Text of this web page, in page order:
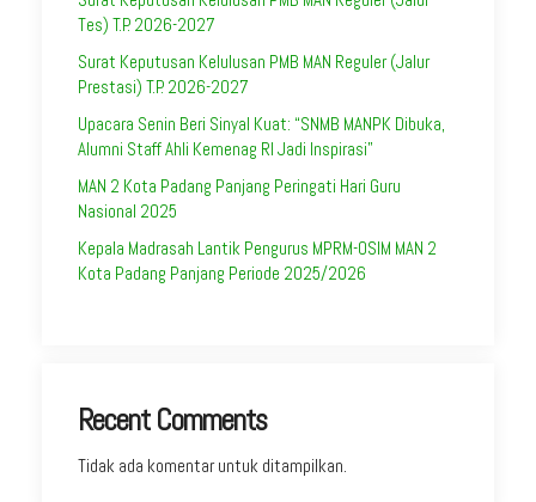
Tes) T.P. 2026-2027
Surat Keputusan Kelulusan PMB MAN Reguler (Jalur
Prestasi) T.P. 2026-2027
Upacara Senin Beri Sinyal Kuat: “SNMB MANPK Dibuka,
Alumni Staff Ahli Kemenag RI Jadi Inspirasi”
MAN 2 Kota Padang Panjang Peringati Hari Guru
Nasional 2025
Kepala Madrasah Lantik Pengurus MPRM-OSIM MAN 2
Kota Padang Panjang Periode 2025/2026
Recent Comments
Tidak ada komentar untuk ditampilkan.